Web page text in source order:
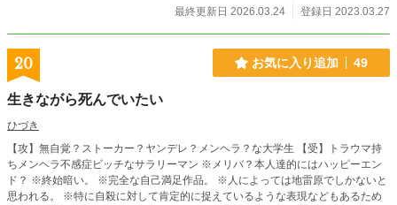
最終更新日 2026.03.24
登録日 2023.03.27
20 お気に入り追加 49
生きながら死んでいたい
ひづき
【攻】無自覚？ストーカー？ヤンデレ？メンヘラ？な大学生 【受】トラウマ持
ちメンヘラ不感症ビッチなサラリーマン ※メリバ？本人達的にはハッピーエン
ド？ ※終始暗い。 ※完全な自己満足作品。 ※人によっては地雷原でしかないと
思われる。 ※特に自殺に対して肯定的に捉えているような表現などもあるため